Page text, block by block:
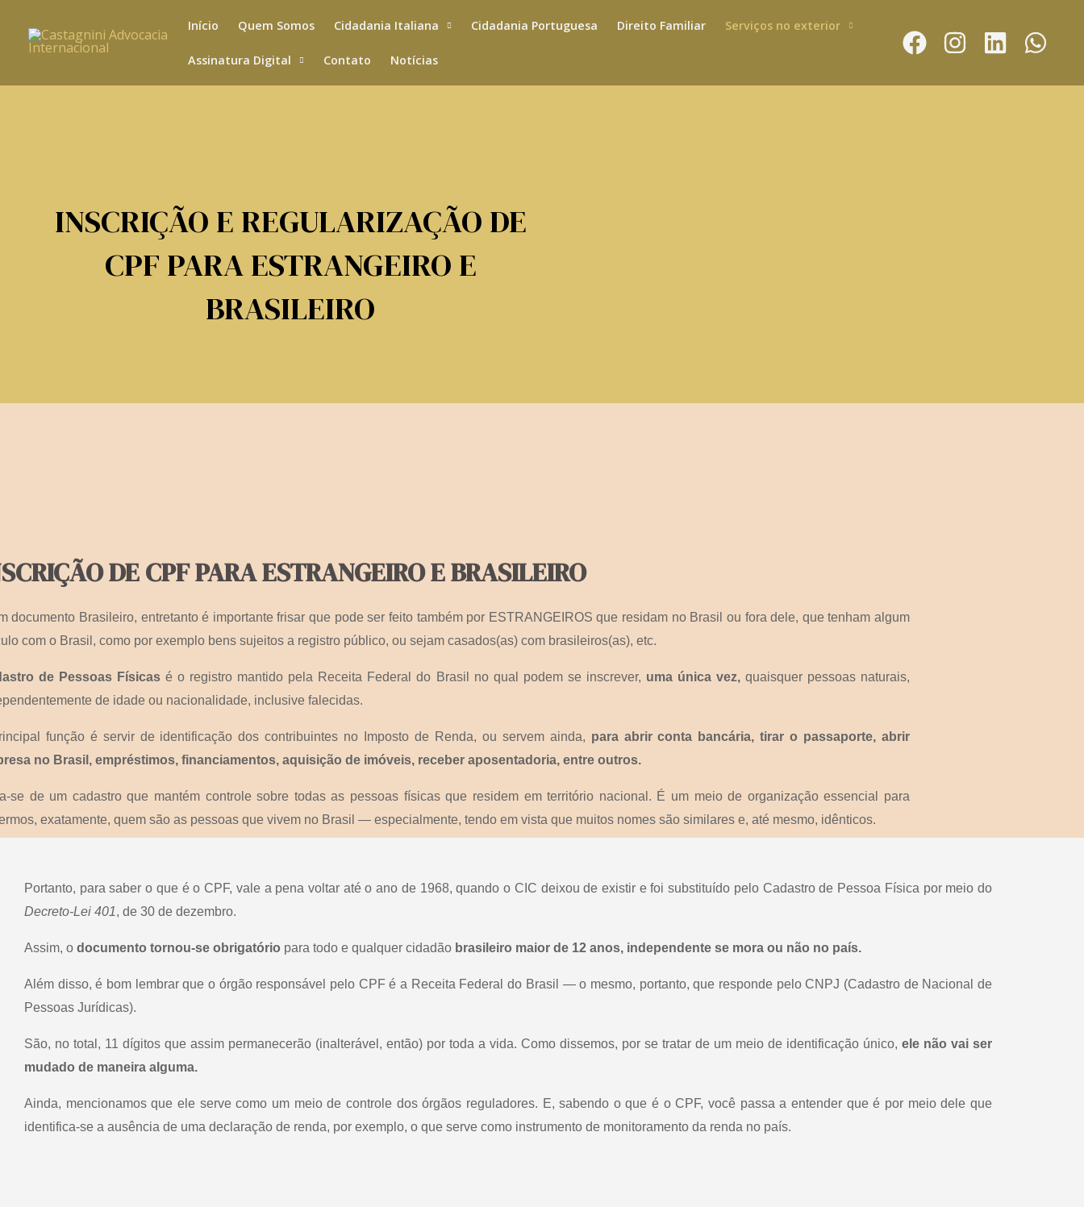
content
Início Quem Somos Cidadania Italiana Cidadania Portuguesa Direito Familiar Serviços no exterior
Assinatura Digital Contato Notícias
INSCRIÇÃO E REGULARIZAÇÃO DE
CPF PARA ESTRANGEIRO E
BRASILEIRO
DE CPF PARA ESTRANGEIRO E BRASILEIRO
documento Brasileiro, entretanto é importante frisar que pode ser feito também por ESTRANGEIROS que residam no Brasil ou fora dele, que tenham algum
com o Brasil, como por exemplo bens sujeitos a registro público, ou sejam casados(as) com brasileiros(as), etc.
de Pessoas Físicas é o registro mantido pela Receita Federal do Brasil no qual podem se inscrever, uma única vez, quaisquer pessoas naturais,
de idade ou nacionalidade, inclusive falecidas.
função é servir de identificação dos contribuintes no Imposto de Renda, ou servem ainda, para abrir conta bancária, tirar o passaporte, abrir
no Brasil, empréstimos, financiamentos, aquisição de imóveis, receber aposentadoria, entre outros.
se de um cadastro que mantém controle sobre todas as pessoas físicas que residem em território nacional. É um meio de organização essencial para
exatamente, quem são as pessoas que vivem no Brasil — especialmente, tendo em vista que muitos nomes são similares e, até mesmo, idênticos.
Portanto, para saber o que é o CPF, vale a pena voltar até o ano de 1968, quando o CIC deixou de existir e foi substituído pelo Cadastro de Pessoa Física por meio do
Decreto-Lei 401, de 30 de dezembro.
Assim, o documento tornou-se obrigatório para todo e qualquer cidadão brasileiro maior de 12 anos, independente se mora ou não no país.
Além disso, é bom lembrar que o órgão responsável pelo CPF é a Receita Federal do Brasil — o mesmo, portanto, que responde pelo CNPJ (Cadastro de Nacional de
Pessoas Jurídicas).
São, no total, 11 dígitos que assim permanecerão (inalterável, então) por toda a vida. Como dissemos, por se tratar de um meio de identificação único, ele não vai ser
mudado de maneira alguma.
Ainda, mencionamos que ele serve como um meio de controle dos órgãos reguladores. E, sabendo o que é o CPF, você passa a entender que é por meio dele que
identifica-se a ausência de uma declaração de renda, por exemplo, o que serve como instrumento de monitoramento da renda no país.